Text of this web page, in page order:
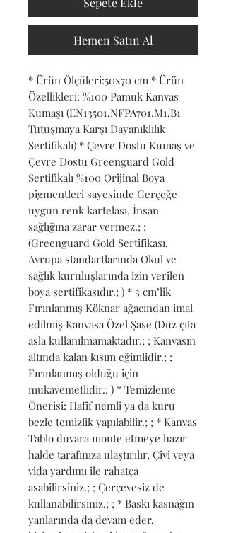
Hemen Satın Al
* Ürün Ölçüleri:50x70 cm * Ürün
Özellikleri: %100 Pamuk Kanvas
Kumaşı (EN13501,NFPA701,M1,B1
Tutuşmaya Karşı Dayanıklılık
Sertifikalı) * Çevre Dostu Kumaş ve
Çevre Dostu Greenguard Gold
Sertifikalı %100 Orijinal Boya
pigmentleri sayesinde Gerçeğe
uygun renk kartelası, İnsan
sağlığına zarar vermez.; ;
(Greenguard Gold Sertifikası,
Avrupa standartlarında Okul ve
sağlık kuruluşlarında izin verilen
boya sertifikasıdır.; ) * 3 cm’lik
Fırınlanmış Köknar ağacından imal
edilmiş Kanvasa Özel Şase (Düz çıta
asla kullanılmamaktadır.; ; Kanvasın
altında kalan kısım eğimlidir.; ;
Fırınlanmış olduğu için
mukavemetlidir.; ) * Temizleme
Önerisi: Hafif nemli ya da kuru
bezle temizlik yapılabilir.; ; * Kanvas
Tablo duvara monte etmeye hazır
halde tarafınıza ulaştırılır, Çivi veya
vida yardımı ile rahatça
asabilirsiniz.; ; Çerçevesiz de
kullanabilirsiniz.; ; * Baskı kasnağın
yanlarında da devam eder,